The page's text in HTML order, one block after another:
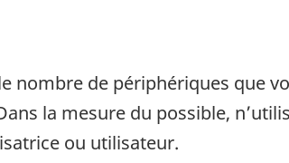
nombre de périphériques que
la mesure du possible,
ou utilisateur.